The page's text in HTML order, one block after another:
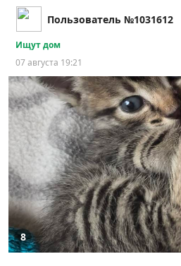
Пользователь №1031612
Ищут дом
07 августа 19:21
8